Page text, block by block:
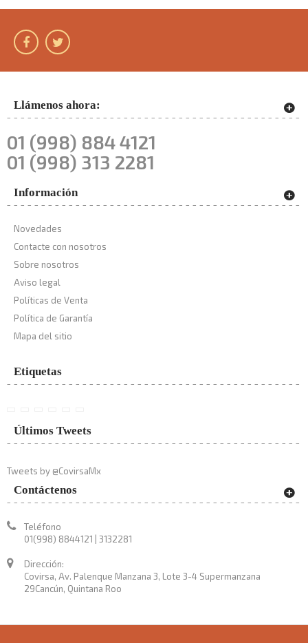
Llámenos ahora:
01 (998) 884 4121
01 (998) 313 2281
Información
Novedades
Contacte con nosotros
Sobre nosotros
Aviso legal
Políticas de Venta
Política de Garantía
Mapa del sitio
Etiquetas
Últimos Tweets
Tweets by @CovirsaMx
Contáctenos
Teléfono
01(998) 8844121 | 3132281
Dirección:
Covirsa, Av. Palenque Manzana 3, Lote 3-4 Supermanzana
29Cancún, Quintana Roo